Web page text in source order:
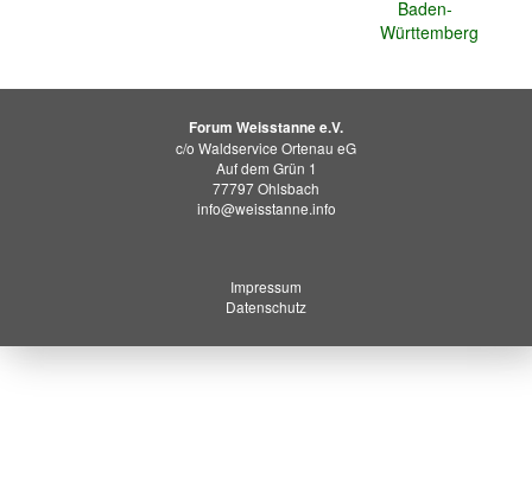
Forum Weisstanne e.V.
c/o Waldservice Ortenau eG
Auf dem Grün 1
77797 Ohlsbach
info@weisstanne.info
Impressum
Datenschutz